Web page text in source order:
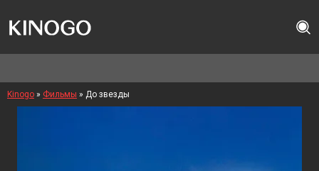
Kinogo » Фильмы » До звезды